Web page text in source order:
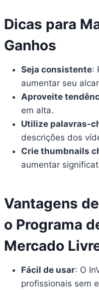
Dicas para
Ganhos
Seja consistente:
aumentar seu
Aproveite
em alta.
Utilize palavras-
descrições dos
Crie thumbnails
aumentar
Vantagens
o Programa
Mercado
Fácil de usar: O
profissionais sem